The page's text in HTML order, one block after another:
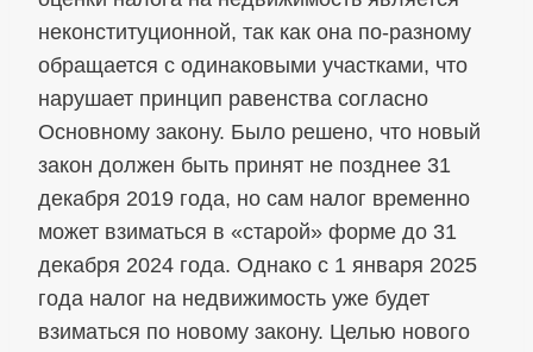
неконституционной, так как она по-разному
обращается с одинаковыми участками, что
нарушает принцип равенства согласно
Основному закону. Было решено, что новый
закон должен быть принят не позднее 31
декабря 2019 года, но сам налог временно
может взиматься в «старой» форме до 31
декабря 2024 года. Однако с 1 января 2025
года налог на недвижимость уже будет
взиматься по новому закону. Целью нового